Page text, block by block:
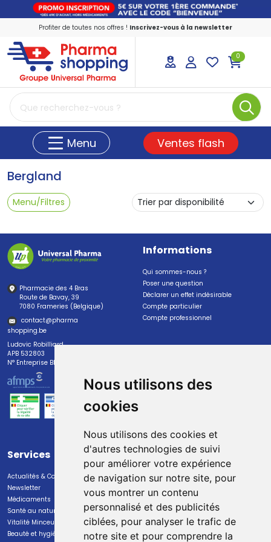
Nous utilisons des
cookies
Nous utilisons des cookies et
d'autres technologies de suivi
pour améliorer votre expérience
de navigation sur notre site, pour
vous montrer un contenu
personnalisé et des publicités
ciblées, pour analyser le trafic de
notre site et pour comprendre la
Profiter de toutes nos offres ! Inscrivez-vous à la newsletter
PharmaShopping Votre pharmacie en
0
Menu Ventes flash
Bergland
Menu/Filtres
Pharmacie des 4 Bras
Route de Bavay, 39
7080 Frameries (Belgique)
contact@pharma
shopping.be
Ludovic Robilliard
APB 532803
N° Entreprise BE0447.382.113
Informations
Qui sommes-nous ?
Poser une question
Déclarer un effet indésirable
Compte particulier
Compte professionnel
Services
Actualités & Conseils
Newsletter
Médicaments
Santé au naturel
Vitalité Minceur Nutrition
Beauté et hygiène
Paiement
Paiement sécurisé